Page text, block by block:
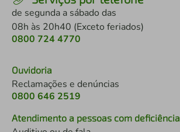
de segunda a sábado das
08h às 20h40 (Exceto feriados)
0800 724 4770
Ouvidoria
Reclamações e denúncias
0800 646 2519
Atendimento a pessoas com deficiência